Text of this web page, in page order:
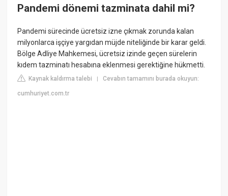
Pandemi dönemi tazminata dahil mi?
Pandemi sürecinde ücretsiz izne çıkmak zorunda kalan
milyonlarca işçiye yargıdan müjde niteliğinde bir karar geldi.
Bölge Adliye Mahkemesi, ücretsiz izinde geçen sürelerin
kıdem tazminatı hesabına eklenmesi gerektiğine hükmetti.
Kaynak kaldırma talebi |Cevabın tamamını burada okuyun:
cumhuriyet.com.tr